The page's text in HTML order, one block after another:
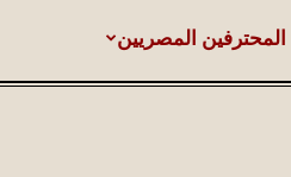
المحترفين المصريين